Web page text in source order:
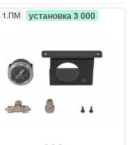
1.ПМ установка 3 000